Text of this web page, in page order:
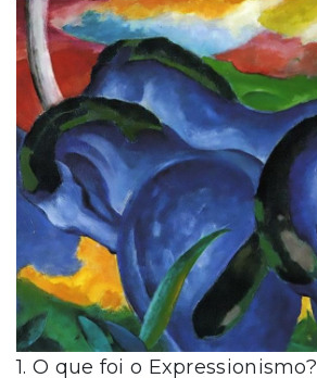
1. O que foi o Expressionismo?